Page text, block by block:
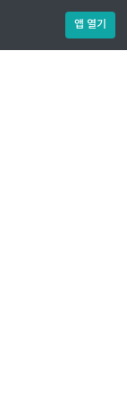
앱 열기